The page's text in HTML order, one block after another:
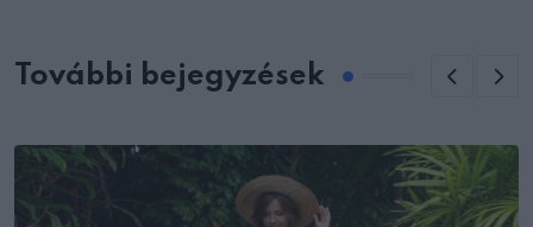
További bejegyzések